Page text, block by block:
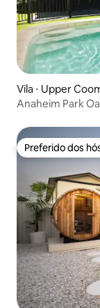
Vila ⋅ Upper
Anaheim Park
Preferido dos
Preferido dos